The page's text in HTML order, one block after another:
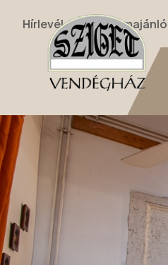
Hírlevél Programajánló
Nyitólap › Apartmanok › II.